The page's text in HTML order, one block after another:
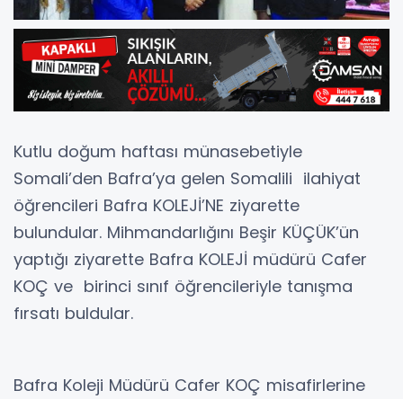
Kutlu doğum haftası münasebetiyle
Somali’den Bafra’ya gelen Somalili ilahiyat
öğrencileri Bafra KOLEJİ’NE ziyarette
bulundular. Mihmandarlığını Beşir KÜÇÜK’ün
yaptığı ziyarette Bafra KOLEJİ müdürü Cafer
KOÇ ve birinci sınıf öğrencileriyle tanışma
fırsatı buldular.
Bafra Koleji Müdürü Cafer KOÇ misafirlerine